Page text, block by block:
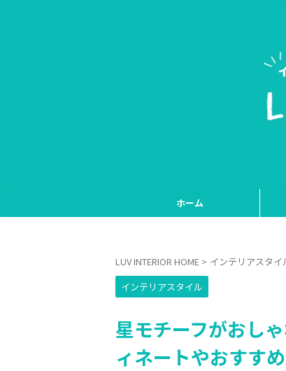
ホーム
LUV INTERIOR HOME > インテリアスタイ
インテリアスタイル
星モチーフがおし
ィネートやおすす